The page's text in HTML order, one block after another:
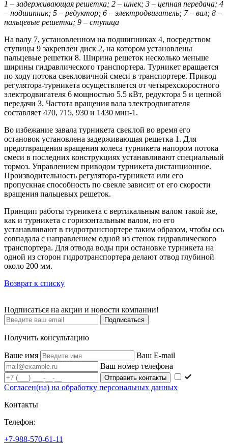
1 – задерживающая решетка; 2 – шнек; 3 – цепная передача; 4
– подшипник; 5 – редуктор; 6 – электродвигатель; 7 – вал; 8 –
пальцевые решетки; 9 – ступица
На валу 7, установленном на подшипниках 4, посредством
ступицы 9 закреплен диск 2, на котором установлены
пальцевые решетки 8. Ширина решеток несколько меньше
ширины гидравлического транспортера. Турникет вращается
по ходу потока свекловичной смеси в транспортере. Привод
регулятора-турникета осуществляется от четырехскоростного
электродвигателя 6 мощностью 5.5 кВт, редуктора 5 и цепной
передачи 3. Частота вращения вала электродвигателя
составляет 470, 715, 930 и 1430 мин-1.
Во избежание завала турникета свеклой во время его
остановок установлена задерживающая решетка 1. Для
предотвращения вращения колеса турникета напором потока
смеси в последних конструкциях устанавливают специальный
тормоз. Управлением приводом турникета дистанционное.
Производительность регулятора-турникета или его
пропускная способность по свекле зависит от его скорости
вращения пальцевых решеток.
Принцип работы турникета с вертикальным валом такой же,
как и турникета с горизонтальным валом, но его
устанавливают в гидротранспортере таким образом, чтобы ось
совпадала с направлением одной из стенок гидравлического
транспортера. Для отвода воды при остановке турникета на
одной из сторон гидротранспортера делают отвод глубиной
около 200 мм.
Возврат к списку
Подписаться на акции и новости компании!
Подписаться
Получить консультацию
Ваше имя
Ваш E-mail
Ваш номер телефона
Согласен(на) на обработку персональных данных
Контакты
Телефон:
+7-988-570-61-11